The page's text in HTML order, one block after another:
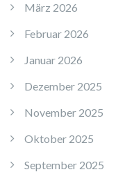
März 2026
Februar 2026
Januar 2026
Dezember 2025
November 2025
Oktober 2025
September 2025